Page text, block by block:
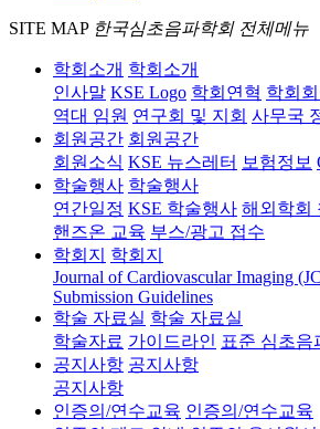
SITE MAP 한국심초음파학회 전체메뉴
학회소개 학회소개
인사말 KSE Logo 학회연혁 학회
역대 임원 연구회 및 지회 사무국
회원공간 회원공간
회원소식 KSE 뉴스레터 보험정보
학술행사 학술행사
연간일정 KSE 학술행사 해외학회
핸즈온 교육 부스/광고 접수
학회지
학회지
Journal of Cardiovascular Imaging
Submission Guidelines
학술 자료실 학술 자료실
학술자료 가이드라인 표준 심초음
공지사항 공지사항
공지사항
인증의/연수교육 인증의/연수교육